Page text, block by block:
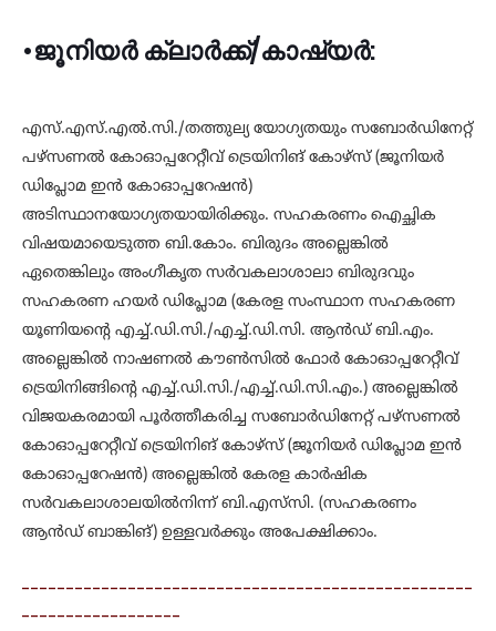
•ജൂനിയര്‍ ക്ലാര്‍ക്ക്/കാഷ്യര്‍:
എസ്.എസ്.എല്‍.സി./തത്തുല്യ യോഗ്യതയും സബോര്‍ഡിനേറ്റ്
പഴ്‌സണല്‍ കോഓപ്പറേറ്റീവ് ട്രെയിനിങ് കോഴ്‌സ് (ജൂനിയര്‍
ഡിപ്ലോമ ഇന്‍ കോഓപ്പറേഷന്‍)
അടിസ്ഥാനയോഗ്യതയായിരിക്കും. സഹകരണം ഐച്ഛിക
വിഷയമായെടുത്ത ബി.കോം. ബിരുദം അല്ലെങ്കില്‍
ഏതെങ്കിലും അംഗീകൃത സര്‍വകലാശാലാ ബിരുദവും
സഹകരണ ഹയര്‍ ഡിപ്ലോമ (കേരള സംസ്ഥാന സഹകരണ
യൂണിയന്റെ എച്ച്.ഡി.സി./എച്ച്.ഡി.സി. ആന്‍ഡ് ബി.എം.
അല്ലെങ്കില്‍ നാഷണല്‍ കൗണ്‍സില്‍ ഫോര്‍ കോഓപ്പറേറ്റീവ്
ട്രെയിനിങ്ങിന്റെ എച്ച്.ഡി.സി./എച്ച്.ഡി.സി.എം.) അല്ലെങ്കില്‍
വിജയകരമായി പൂര്‍ത്തീകരിച്ച സബോര്‍ഡിനേറ്റ് പഴ്‌സണല്‍
കോഓപ്പറേറ്റീവ് ട്രെയിനിങ് കോഴ്‌സ് (ജൂനിയര്‍ ഡിപ്ലോമ ഇന്‍
കോഓപ്പറേഷന്‍) അല്ലെങ്കില്‍ കേരള കാര്‍ഷിക
സര്‍വകലാശാലയില്‍നിന്ന് ബി.എസ്‌സി. (സഹകരണം
ആന്‍ഡ് ബാങ്കിങ്) ഉള്ളവര്‍ക്കും അപേക്ഷിക്കാം.
---------------------------------------------------
------------------